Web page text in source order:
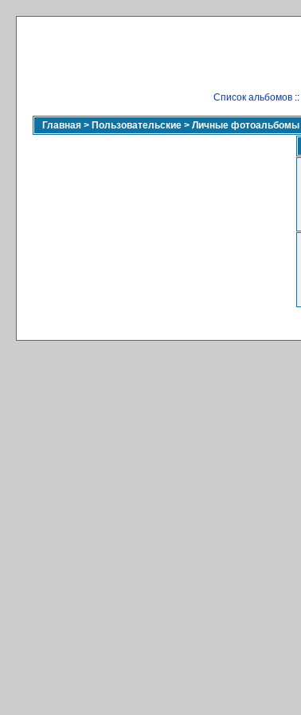
Список альбомов ::
Главная > Пользовательские > Личные фотоальбомы